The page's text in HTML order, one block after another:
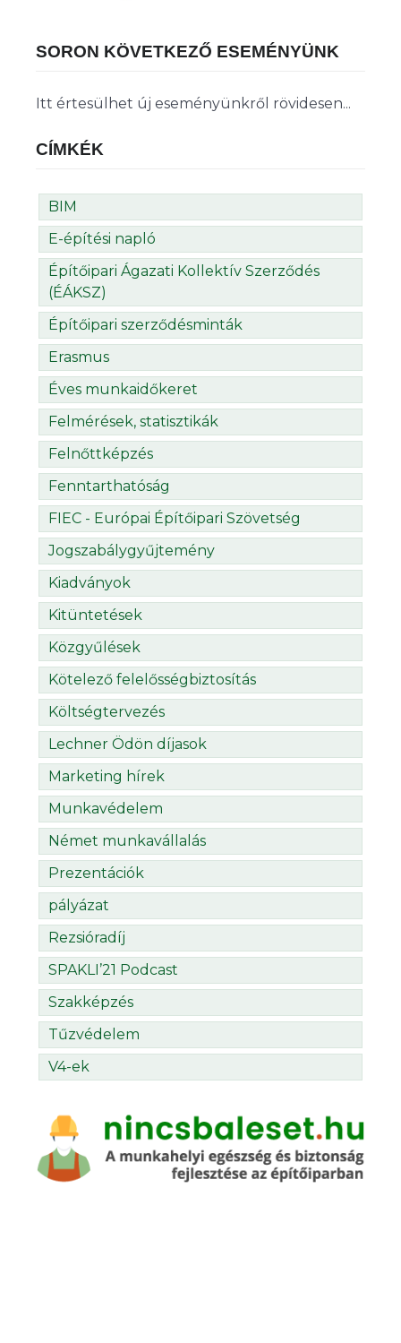
SORON KÖVETKEZŐ ESEMÉNYÜNK
Itt értesülhet új eseményünkről rövidesen...
CÍMKÉK
BIM
E-építési napló
Építőipari Ágazati Kollektív Szerződés
(ÉÁKSZ)
Építőipari szerződésminták
Erasmus
Éves munkaidőkeret
Felmérések, statisztikák
Felnőttképzés
Fenntarthatóság
FIEC - Európai Építőipari Szövetség
Jogszabálygyűjtemény
Kiadványok
Kitüntetések
Közgyűlések
Kötelező felelősségbiztosítás
Költségtervezés
Lechner Ödön díjasok
Marketing hírek
Munkavédelem
Német munkavállalás
Prezentációk
pályázat
Rezsióradíj
SPAKLI’21 Podcast
Szakképzés
Tűzvédelem
V4-ek